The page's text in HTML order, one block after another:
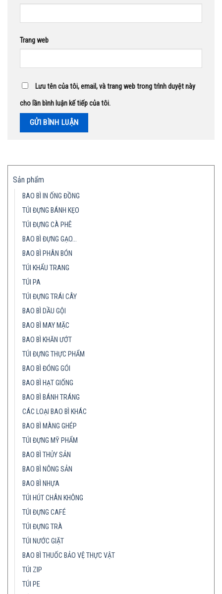
Sản phẩm
BAO BÌ IN ỐNG ĐỒNG
TÚI ĐỰNG BÁNH KẸO
TÚI ĐỰNG CÀ PHÊ
BAO BÌ ĐỰNG GẠO…
BAO BÌ PHÂN BÓN
TÚI KHẨU TRANG
TÚI PA
TÚI ĐỰNG TRÁI CÂY
BAO BÌ DẦU GỘI
BAO BÌ MAY MẶC
BAO BÌ KHĂN ƯỚT
TÚI ĐỰNG THỰC PHẨM
BAO BÌ ĐÓNG GÓI
BAO BÌ HẠT GIỐNG
BAO BÌ BÁNH TRÁNG
CÁC LOẠI BAO BÌ KHÁC
BAO BÌ MÀNG GHÉP
TÚI ĐỰNG MỸ PHẨM
BAO BÌ THỦY SẢN
BAO BÌ NÔNG SẢN
BAO BÌ NHỰA
TÚI HÚT CHÂN KHÔNG
TÚI ĐỰNG CAFÉ
TÚI ĐỰNG TRÀ
TÚI NƯỚC GIẶT
BAO BÌ THUỐC BẢO VỆ THỰC VẬT
TÚI ZIP
TÚI PE
Trang web
Lưu tên của tôi, email, và trang web trong trình duyệt này
cho lần bình luận kế tiếp của tôi.